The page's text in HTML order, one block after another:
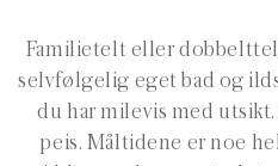
Familietelt eller
selvfølgelig eget bad og
du har milevis med
peis. Måltidene er noe